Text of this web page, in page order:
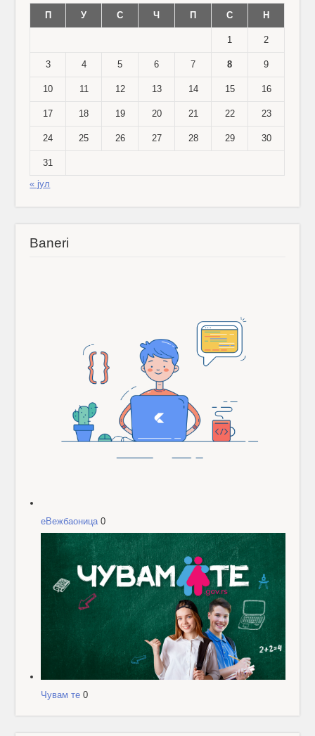
П
У С Ч П С Н
1 2
3 4 5 6 7 8 9
10 11 12 13 14 15 16
17 18 19 20 21 22 23
24 25 26 27 28 29 30
31
« јул
Baneri
еВежбаоница0
Чувам те 0